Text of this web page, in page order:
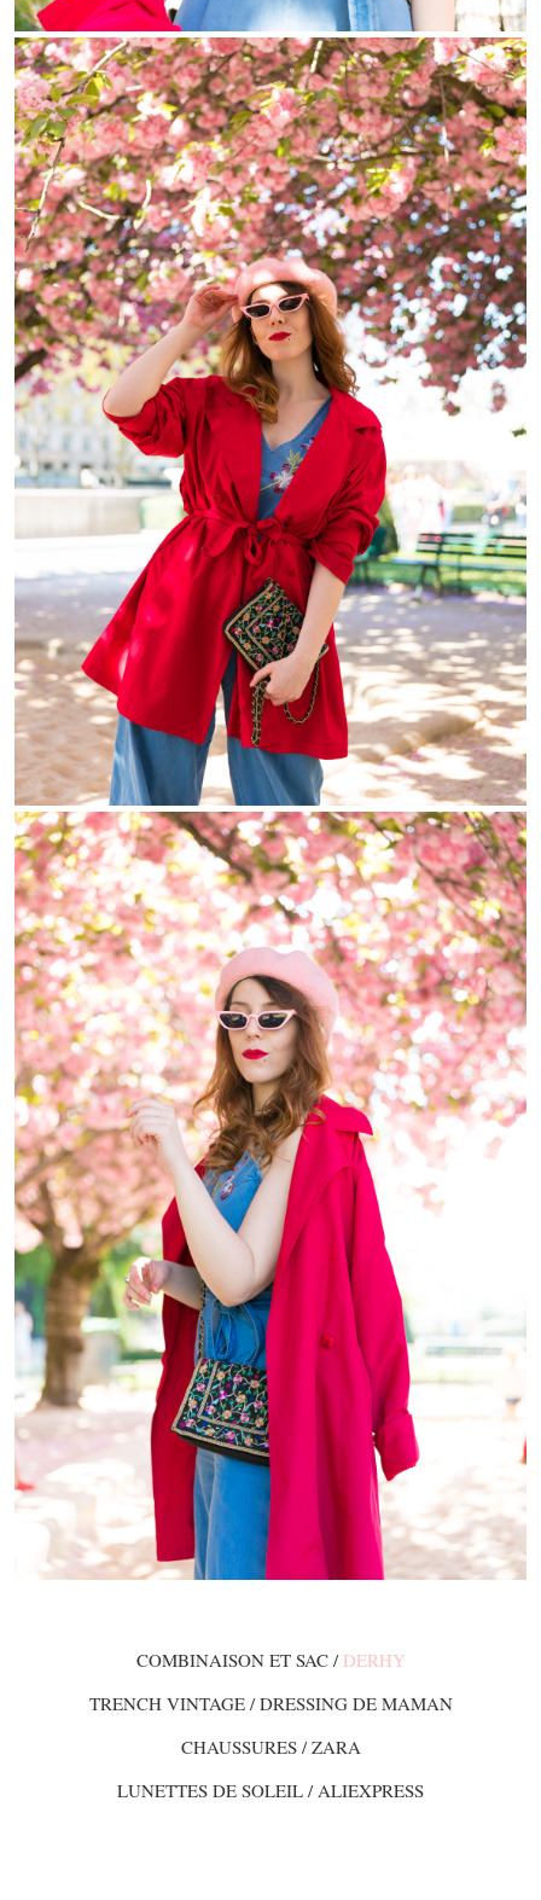
COMBINAISON ET SAC / DERHY
TRENCH VINTAGE / DRESSING DE MAMAN
CHAUSSURES / ZARA
LUNETTES DE SOLEIL / ALIEXPRESS